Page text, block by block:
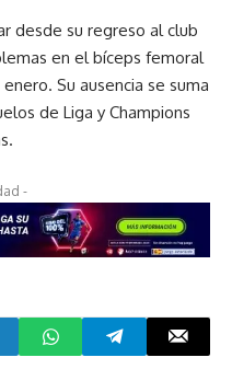
desde su regreso al club
en el bíceps femoral
Su ausencia se suma
de Liga y Champions
-